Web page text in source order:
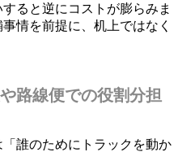
ると逆にコストが膨らみま
情を前提に、机上ではなく
路線便での役割分担
誰のためにトラックを動か